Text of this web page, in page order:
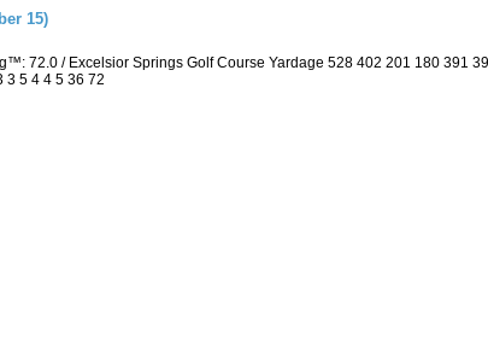
15)
72.0 / Excelsior Springs Golf Course Yardage 528 402 201 180 391
3 5 4 4 5 36 72